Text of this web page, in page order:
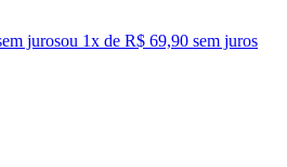
jurosou 1x de R$ 69,90 sem juros